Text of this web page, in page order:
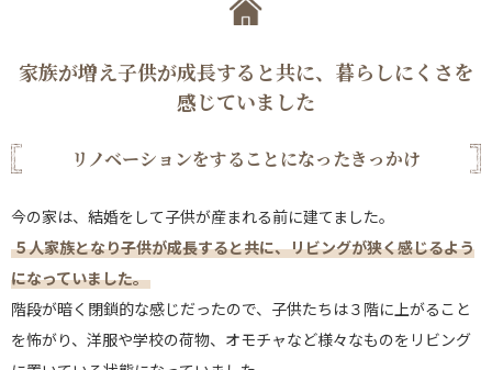
家族が増え子供が成長すると共に、暮らしにくさを
感じていました
リノベーションをすることになったきっかけ
今の家は、結婚をして子供が産まれる前に建てました。
５人家族となり子供が成長すると共に、リビングが狭く感じるよう
になっていました。
階段が暗く閉鎖的な感じだったので、子供たちは３階に上がること
を怖がり、洋服や学校の荷物、オモチャなど様々なものをリビング